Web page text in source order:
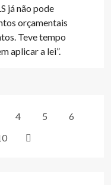
já não pode
orçamentais
Teve tempo
aplicar a lei”.
4 5
6